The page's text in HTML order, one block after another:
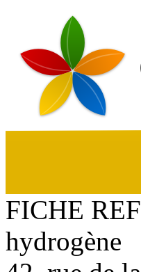
FICHE
hydrogène